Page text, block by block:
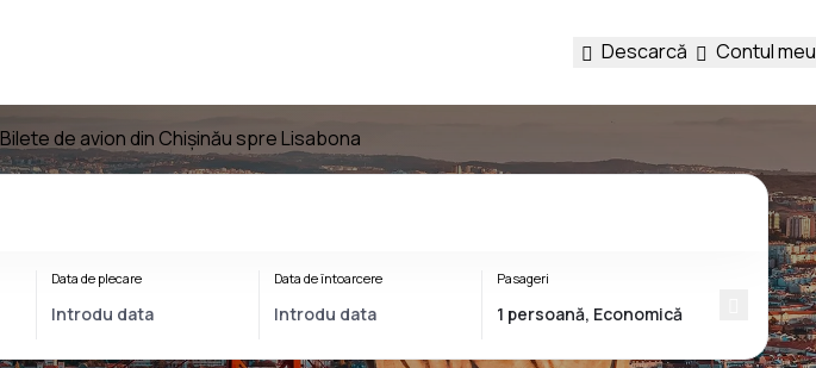
Descarcă Contul meu
Bilete de avion din Chișinău spre Lisabona
Data de plecare Data de întoarcere Pasageri